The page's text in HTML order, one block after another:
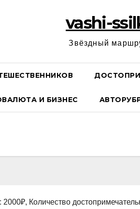
vashi-
Звёздный
И БИЗНЕС
Количество